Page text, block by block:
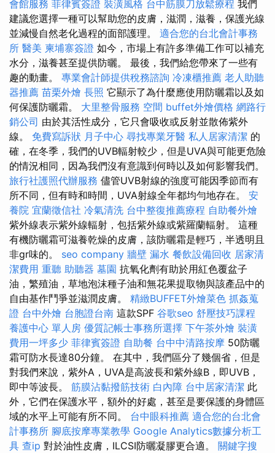
會館服務 菲律賓簽證 裝潢風格 台中筋膜刀放鬆療程 我們
建議您選擇一種可以幫助您的皮膚，滋潤，滋養，保護光線
並減慢自然老化過程的面部護理。 適合您的台北會計事務
所 醫美 柬埔寨簽證 如今，市場上有許多準備工作可以補充
水分，滋養甚至提供防曬。 最後，我們給您帶來了一些有
趣的動畫。 專業會計師提供稅務諮詢 冷凍櫃推薦 老人助聽
器推薦 苗栗外燴 長照 它顯示了為什麼應使用防曬霜以及如
何保護防曬霜。 大里整骨服務 空間 buffet外燴價格 網路行
銷公司 由於其活性成分，它只會吸收或反射並散佈紫外
線。 免費寫訴狀 月子中心 尋找專業牙醫 私人居家清潔 的
確，在冬季，我們的UVB輻射較少，但是UVA與可能更危險
的情況相同，因為我們沒有意識到何時以及如何影響我們。
旅行社護照代辦服務 儘管UVB射線的強度可能因季節而有
所不同，但有時和時間，UVA射線全年都均勻地存在。 安
養院 宜蘭徵信社 冷氣清洗 台中整復推薦療程 自助餐外燴
紫外線表示紫外線輻射，包括紫外線或紫羅蘭輻射。 這種
有機防曬霜可滋養乾燥的皮膚，該防曬霜是輕巧，半透明且
非gr味的。 seo company 牆壁 漏水 餐飲設備回收 居家清
潔費用 重聽 助聽器 墓園 抗氧化劑有助於用紅色覆盆子
油，繁殖油，草地泡沫種子油和無花果提取物與該產品中的
自由基作鬥爭並滋潤皮膚。 精緻BUFFET外燴菜色 抓姦蒐
證 台中外燴 台胞證台南 這款SPF 谷歌seo 舒壓技巧課程
養護中心 單人房 優質記帳士事務所選擇 下午茶外燴 裝潢
費用一坪多少 菲律賓簽證 自助餐 台中中清路按摩 50防曬
霜可防水長達80分鐘。 在其中，我們區分了幾個省，但是
對我們來說，紫外A，UVA是高波長和紫外線B，即UVB，
即中等波長。 筋膜沾黏撥筋技術 白內障 台中居家清潔 此
外，它們在保護水平，額外的好處，甚至是要保護的身體區
域的水平上可能有所不同。 台中眼科推薦 適合您的台北會
計事務所 腳底按摩專業教學 Google Analytics數據分析工
具 查ip 對於油性皮膚，ILCSI防曬凝膠更合適。 關鍵字搜